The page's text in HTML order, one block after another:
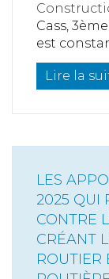
Cass,
est
Lire la
LES
2025 QUI
CONTRE
CRÉANT
ROUTIER